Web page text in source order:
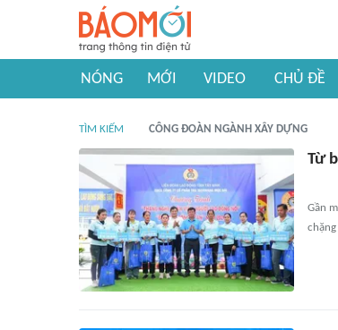
NÓNG MỚI VIDEO CHỦ ĐỀ
TÌM KIẾM CÔNG ĐOÀN NGÀNH XÂY DỰNG
Từ
Gần